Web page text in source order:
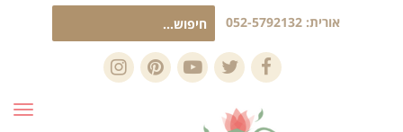
אורית: 052-5792132
עבור:
Facebook
Twitter
YouTube
Pinterest
Instagram